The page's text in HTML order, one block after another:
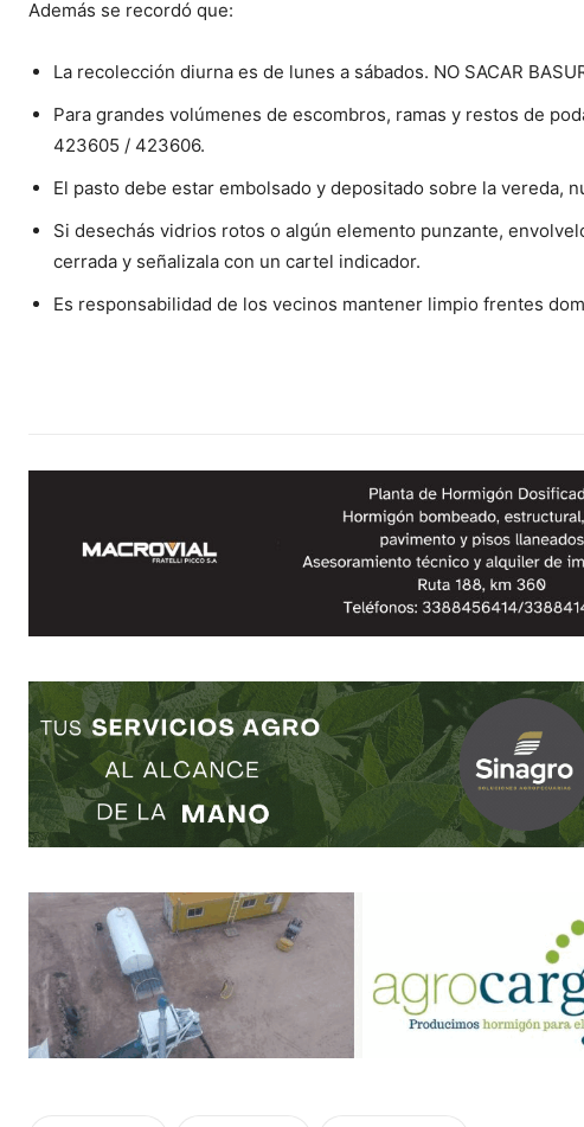
Además se recordó que:
La recolección diurna es de lunes a sábados. NO SACAR
Para grandes volúmenes de escombros, ramas y restos de
423605 / 423606.
El pasto debe estar embolsado y depositado sobre la vereda,
Si desechás vidrios rotos o algún elemento punzante,
cerrada y señalizala con un cartel indicador.
Es responsabilidad de los vecinos mantener limpio frentes